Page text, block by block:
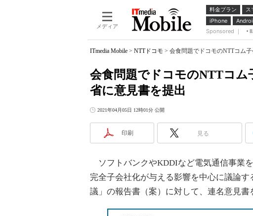
メディア
料金プラン ス
iPhone
Sponsored ｜
ITmedia Mobile > NTTドコモ > 会食問題でドコモのNTTコム
会食問題でドコモのNTTコ
省に意見書を提出
2021年04月05日 12時01分 公開
印刷 見る
ソフトバンクやKDDIなど電気通信事業
完全子会社化が与える影響を中心に議論
議」の報告書（案）に対して、連名意見書